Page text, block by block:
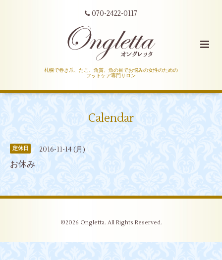
070-2422-0117
札幌で巻き爪、たこ、角質、魚の目でお悩みの女性のための
フットケア専門サロン
Calendar
定休日 2016-11-14 (月)
お休み
©2026 Ongletta. All Rights Reserved.